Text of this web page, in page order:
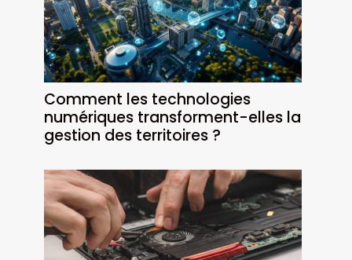
Comment les technologies
numériques transforment-elles la
gestion des territoires ?